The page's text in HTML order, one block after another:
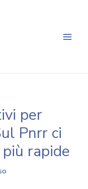
per
Pnrr ci
rapide